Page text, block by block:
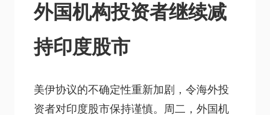
外国机构投资者继续减
持印度股市
美伊协议的不确定性重新加剧，令海外投
资者对印度股市保持谨慎。周二，外国机